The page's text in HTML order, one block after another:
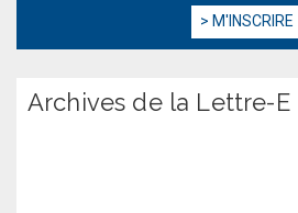
Archives de la Lettre-E